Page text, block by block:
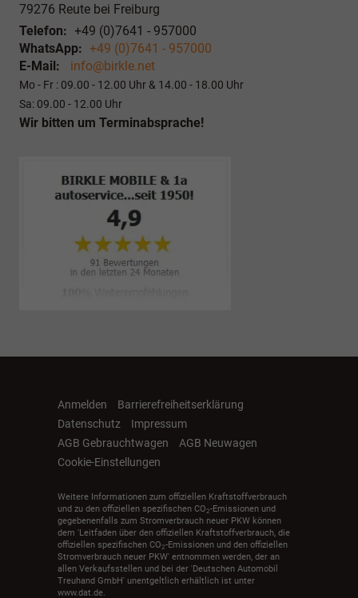
79276 Reute bei Freiburg
Telefon: +49 (0)7641 - 957000
WhatsApp: +49 (0)7641 - 957000
E-Mail:
info@birkle.net
Mo - Fr : 09.00 - 12.00 Uhr & 14.00 - 18.00 Uhr
Sa: 09.00 - 12.00 Uhr
Wir bitten um Terminabsprache!
Anmelden
Barrierefreiheitserklärung
Datenschutz
Impressum
AGB Gebrauchtwagen
AGB Neuwagen
Cookie-Einstellungen
Weitere Informationen zum offiziellen Kraftstoffverbrauch
und zu den offiziellen spezifischen CO2-Emissionen und
gegebenenfalls zum Stromverbrauch neuer PKW können
dem 'Leitfaden über den offiziellen Kraftstoffverbrauch, die
offiziellen spezifischen CO2-Emissionen und den offiziellen
Stromverbrauch neuer PKW' entnommen werden, der an
allen Verkaufsstellen und bei der 'Deutschen Automobil
Treuhand GmbH' unentgeltlich erhältlich ist unter
www.dat.de.